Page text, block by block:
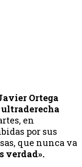
Ortega
en
por sus
que nunca va
verdad».